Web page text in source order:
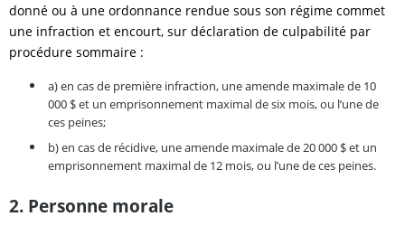
donné ou à une ordonnance rendue sous son régime commet
une infraction et encourt, sur déclaration de culpabilité par
procédure sommaire :
a) en cas de première infraction, une amende maximale de 10
000 $ et un emprisonnement maximal de six mois, ou l’une de
ces peines;
b) en cas de récidive, une amende maximale de 20 000 $ et un
emprisonnement maximal de 12 mois, ou l’une de ces peines.
2. Personne morale